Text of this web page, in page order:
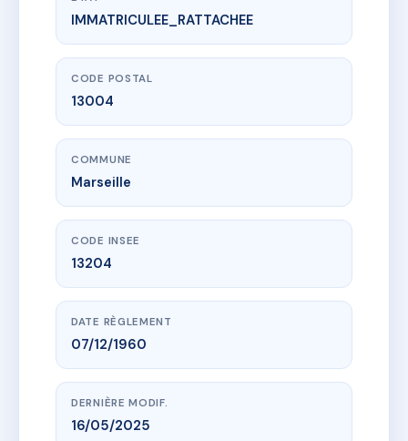
www.vme.plus/AG2725265
9 Avenue d'Haïti 13004 MARSEILLE
9 av d'haiti13004 Marseille
IMMATRICULEE_RATTACHEE
CODE POSTAL
13004
COMMUNE
Marseille
CODE INSEE
13204
DATE RÈGLEMENT
07/12/1960
DERNIÈRE MODIF.
16/05/2025